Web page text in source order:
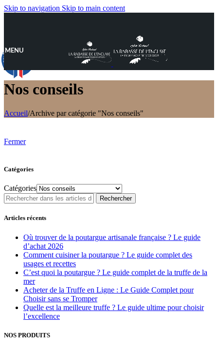
Skip to navigation Skip to main content
MENU
Nos conseils
Accueil/Archive par catégorie "Nos conseils"
Fermer
Catégories
Catégories
Rechercher
Articles récents
Où trouver de la poutargue artisanale française ? Le guide
d’achat 2026
Comment cuisiner la poutargue ? Le guide complet des
usages et recettes
C’est quoi la poutargue ? Le guide complet de la truffe de la
mer
Acheter de la Truffe en Ligne : Le Guide Complet pour
Choisir sans se Tromper
Quelle est la meilleure truffe ? Le guide ultime pour choisir
l’excellence
NOS PRODUITS